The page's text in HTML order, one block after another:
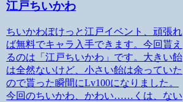
江戸ちいかわ
ちいかわぽけっと江戸イベント、頑張れ
ば無料でキャラ入手できます。今回貰え
るのは「江戸ちいかわ」です。大きい飴
は全然ないけど、小さい飴は余っていた
ので貰った瞬間にLv100になりました。
今回のちいかわ、かわい……くは、ない